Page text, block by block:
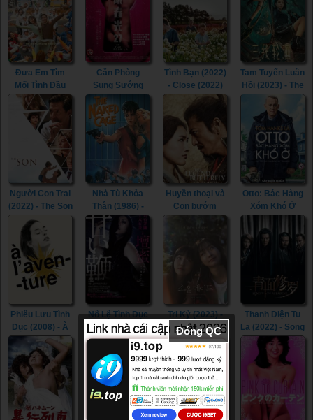
Đưa Em Tìm
Mối Tình Đầu
(2022) - Life Is
Beautiful (2022)
Căn Phòng
Sung Sướng
(2015) - In the
Room (2015)
Tình Bạn (2022)
- Close (2022)
Tam Tuyến Luân
Hồi (2023) - The
River (2023)
Người Con Trai
(2022) - The Son
(2022)
Nhà Tù Khỏa
Thân (1986) -
The Naked
Cage (1986)
Huyền thoại và
Con bướm
Butterfly (2023)
Otto: Bác Hàng
Xóm Khó Ở
Called Otto
(2022)
Phiêu Lưu Tình
Dục (2008) - À
l’aventure
(2008)
Nô Lệ Tình Dục
(2013) - Sweet
Whip (2013)
Tri Kỷ (2023) -
Soulmate (2023)
Thanh Diện Tu
La (2022) - Song
of the
Assassins
(2022)
Đóng QC